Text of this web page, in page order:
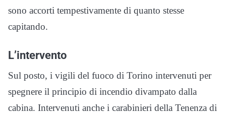
sono accorti tempestivamente di quanto stesse
capitando.
L’intervento
Sul posto, i vigili del fuoco di Torino intervenuti per
spegnere il principio di incendio divampato dalla
cabina. Intervenuti anche i carabinieri della Tenenza di